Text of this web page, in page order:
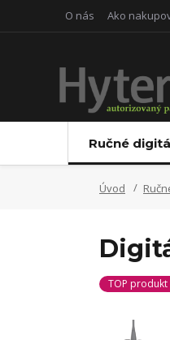
O nás Ako
Ručné
Úvod
TOP produkt